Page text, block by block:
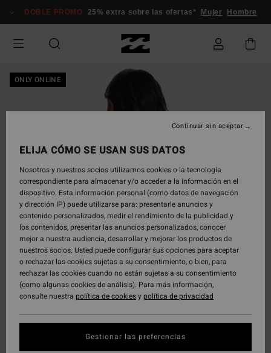
información
DOBLE PROMO 25% extra sobre las ofertas* Mujer Hombre
ONLY ONLINE
ELIJA CÓMO SE USAN SUS DATOS
Nosotros y nuestros socios utilizamos cookies o la tecnología
correspondiente para almacenar y/o acceder a la información en el
dispositivo. Esta información personal (como datos de navegación
y dirección IP) puede utilizarse para: presentarle anuncios y
contenido personalizados, medir el rendimiento de la publicidad y
los contenidos, presentar las anuncios personalizados, conocer
mejor a nuestra audiencia, desarrollar y mejorar los productos de
nuestros socios. Usted puede configurar sus opciones para aceptar
o rechazar las cookies sujetas a su consentimiento, o bien, para
rechazar las cookies cuando no están sujetas a su consentimiento
(como algunas cookies de análisis). Para más información,
consulte nuestra política de cookiesypolítica de privacidad
Gestionar las preferencias
Continuar sin aceptar